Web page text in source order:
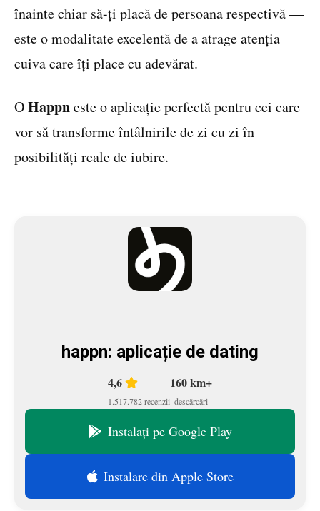
înainte chiar să-ți placă de persoana respectivă —
este o modalitate excelentă de a atrage atenția
cuiva care îți place cu adevărat.
OHappneste o aplicație perfectă pentru cei care
vor să transforme întâlnirile de zi cu zi în
posibilități reale de iubire.
happn: aplicație de dating
4,6
1.517.782 recenzii
160 km+
descărcări
Instalați pe Google Play
Instalare din Apple Store